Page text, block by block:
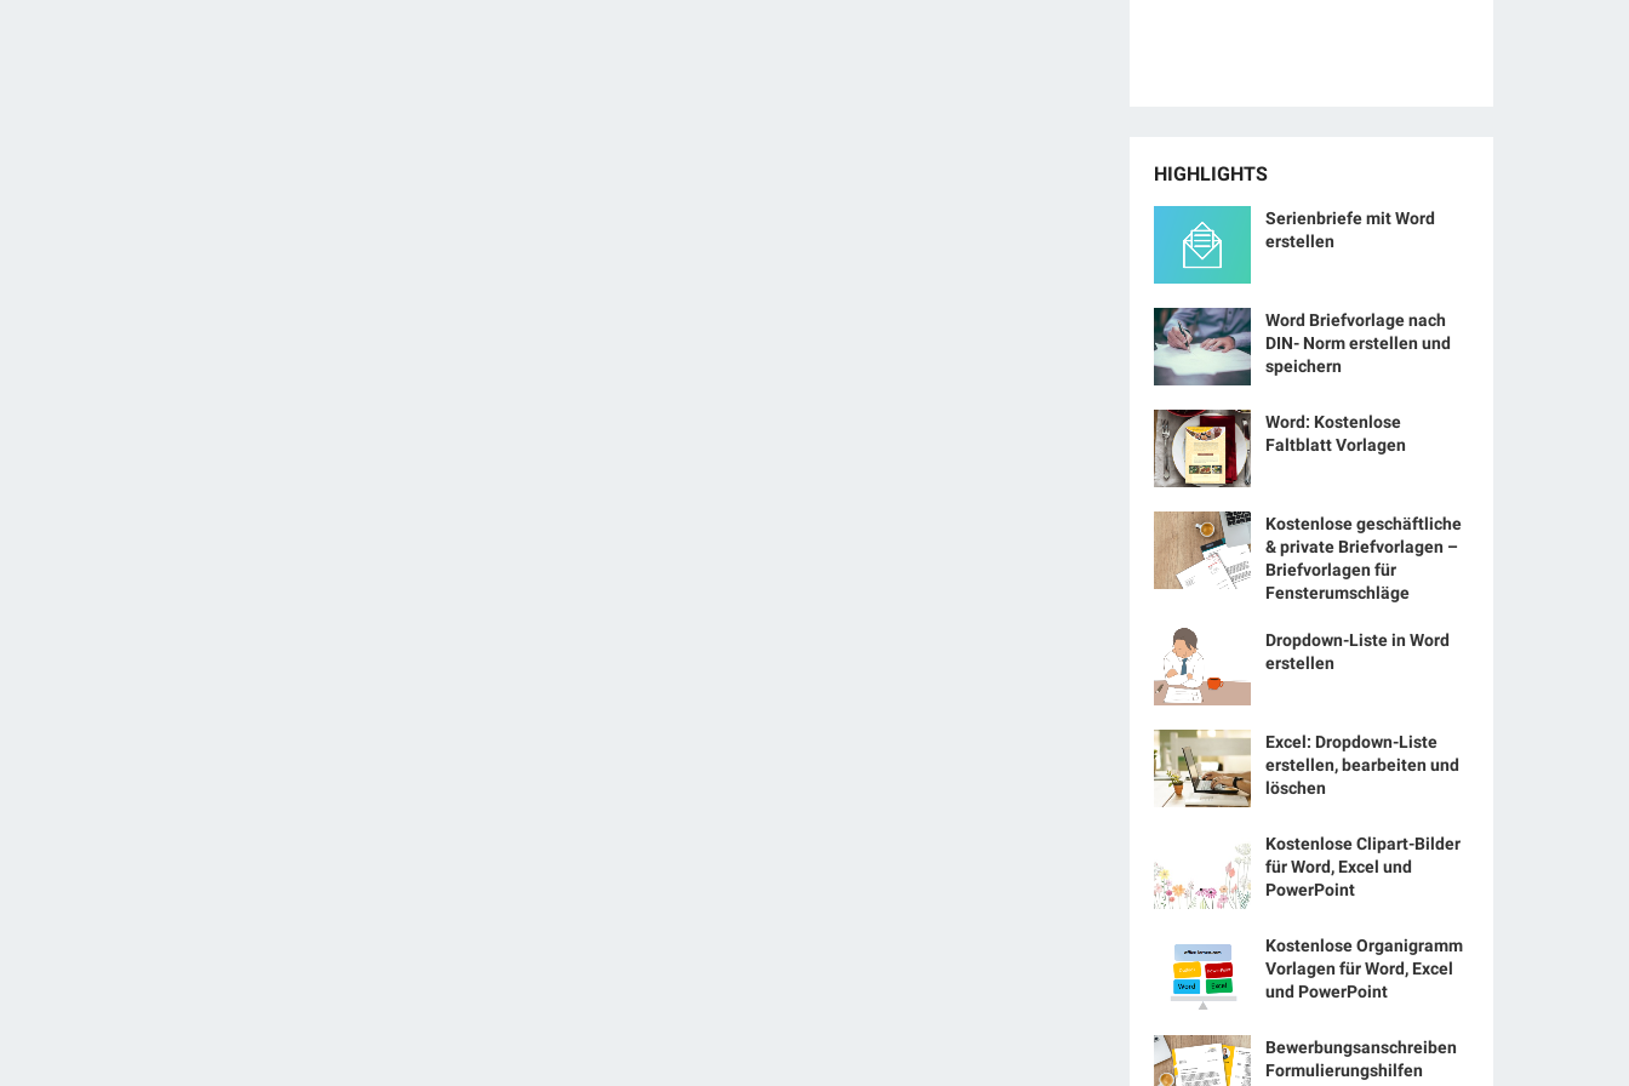
HIGHLIGHTS
Serienbriefe mit Word
erstellen
Word Briefvorlage nach
DIN- Norm erstellen und
speichern
Word: Kostenlose
Faltblatt Vorlagen
Kostenlose geschäftliche
& private Briefvorlagen –
Briefvorlagen für
Fensterumschläge
Dropdown-Liste in Word
erstellen
Excel: Dropdown-Liste
erstellen, bearbeiten und
löschen
Kostenlose Clipart-Bilder
für Word, Excel und
PowerPoint
Kostenlose Organigramm
Vorlagen für Word, Excel
und PowerPoint
Bewerbungsanschreiben
Formulierungshilfen